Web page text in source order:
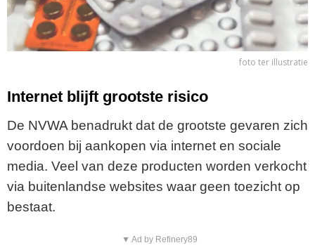
foto ter illustratie
Internet blijft grootste risico
De NVWA benadrukt dat de grootste gevaren zich
voordoen bij aankopen via internet en sociale
media. Veel van deze producten worden verkocht
via buitenlandse websites waar geen toezicht op
bestaat.
▼ Ad by Refinery89